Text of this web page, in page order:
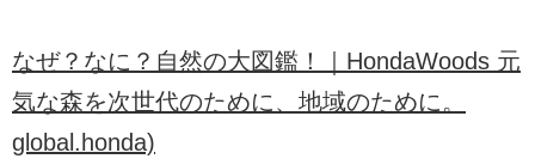
なぜ？なに？自然の大図鑑！｜HondaWoods 元
気な森を次世代のために、地域のために。
global.honda)